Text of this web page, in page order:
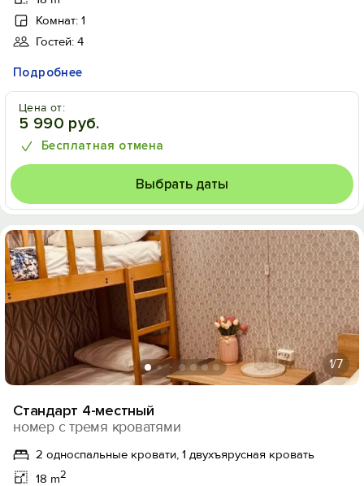
Комнат: 1
Гостей: 4
Подробнее
Цена от:
5 990 руб.
Бесплатная отмена
Выбрать даты
1/7
Стандарт 4-местный
номер с тремя кроватями
2 односпальные кровати, 1 двухъярусная кровать
18 m2